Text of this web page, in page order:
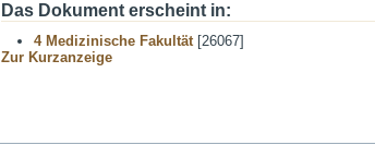
Das Dokument erscheint in:
4 Medizinische Fakultät[26067]
Zur Kurzanzeige